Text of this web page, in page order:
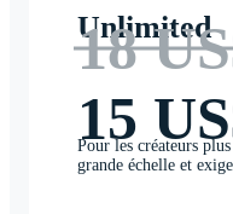
Unlimited
18
15
Pour les créateurs
grande échelle et